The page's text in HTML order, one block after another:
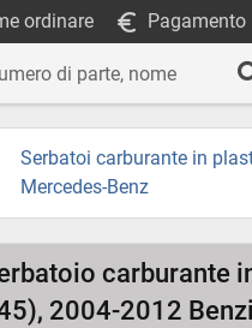
ordinare Pagamento
Serbatoi carburante in
Mercedes-Benz
carburante
2004-2012